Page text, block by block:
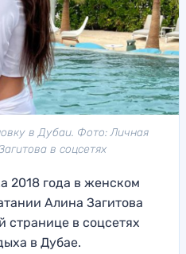
в Дубаи. Фото: Личная
в соцсетях
2018 года в женском
Алина Загитова
странице в соцсетях
в Дубае.